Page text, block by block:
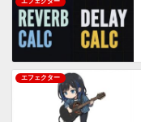
エフェクター